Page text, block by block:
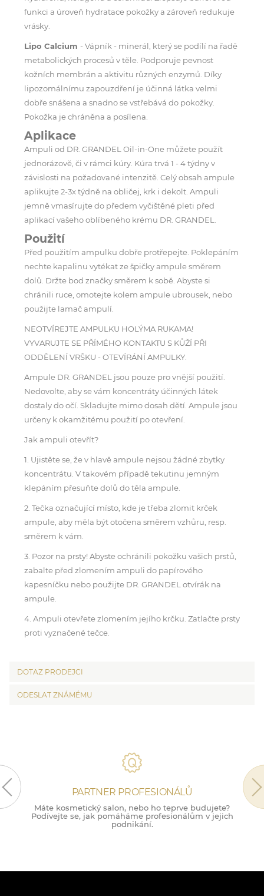
funkci a úroveň hydratace pokožky a zároveň redukuje
vrásky.
Lipo Calcium - Vápník - minerál, který se podílí na řadě
metabolických procesů v těle. Podporuje pevnost
kožních membrán a aktivitu různých enzymů. Díky
lipozomálnímu zapouzdření je účinná látka velmi
dobře snášena a snadno se vstřebává do pokožky.
Pokožka je chráněna a posílena.
Aplikace
Ampuli od DR. GRANDEL Oil-in-One můžete použít
jednorázově, či v rámci kúry. Kúra trvá 1 - 4 týdny v
závislosti na požadované intenzitě. Celý obsah ampule
aplikujte 2-3x týdně na obličej, krk i dekolt. Ampuli
jemně vmasírujte do předem vyčištěné pleti před
aplikací vašeho oblíbeného krému DR. GRANDEL.
Použití
Před použitím ampulku dobře protřepejte. Poklepáním
nechte kapalinu vytékat ze špičky ampule směrem
dolů. Držte bod značky směrem k sobě. Abyste si
chránili ruce, omotejte kolem ampule ubrousek, nebo
použijte lamač ampulí.
NEOTVÍREJTE AMPULKU HOLÝMA RUKAMA!
VYVARUJTE SE PŘÍMÉHO KONTAKTU S KŮŽÍ PŘI
ODDĚLENÍ VRŠKU - OTEVÍRÁNÍ AMPULKY.
Ampule DR. GRANDEL jsou pouze pro vnější použití.
Nedovolte, aby se vám koncentráty účinných látek
dostaly do očí. Skladujte mimo dosah dětí. Ampule jsou
určeny k okamžitému použití po otevření.
Jak ampuli otevřít?
1. Ujistěte se, že v hlavě ampule nejsou žádné zbytky
koncentrátu. V takovém případě tekutinu jemným
klepáním přesuňte dolů do těla ampule.
2. Tečka označující místo, kde je třeba zlomit krček
ampule, aby měla být otočena směrem vzhůru, resp.
směrem k vám.​
3. Pozor na prsty! Abyste ochránili pokožku vašich prstů,
zabalte před zlomením ampuli do papírového
kapesníčku nebo použijte DR. GRANDEL otvírák na
ampule.
4. Ampuli otevřete zlomením jejího krčku. Zatlačte prsty
proti vyznačené tečce.
DOTAZ PRODEJCI
ODESLAT ZNÁMÉMU
PARTNER PROFESIONÁLŮ
Máte kosmetický salon, nebo ho teprve budujete?
Podívejte se, jak pomáháme profesionálům v jejich
podnikání.